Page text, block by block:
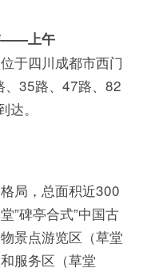
——上午
于四川成都市西门
、35路、47路、82
。
局，总面积近300
”碑亭合式”中国古
景点游览区（草堂
服务区（草堂